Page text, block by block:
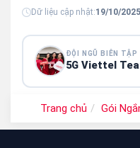
Dữ liệu cập nhật:19/10/
ĐỘI NGŨ BIÊN TẬP
5G Viettel
5G Viettel Editorial
cấp thông tin và hướng
Viettel, giúp người
Trang chủ Gói